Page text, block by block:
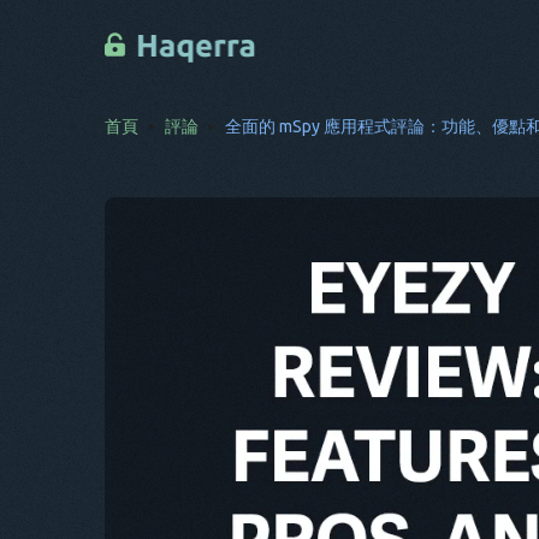
首頁 評論 全面的 mSpy 應用程式評論：功能、優點